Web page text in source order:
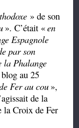
» de son
». C’était «en
Espagnole
par son
la Phalange
au 25
Fer au cou»,
de la
la Croix de Fer